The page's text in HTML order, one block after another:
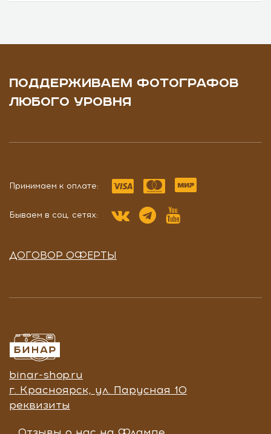
ПОДДЕРЖИВАЕМ ФОТОГРАФОВ
ЛЮБОГО УРОВНЯ
Принимаем к оплате:
Бываем в соц. сетях:
ДОГОВОР ОФЕРТЫ
binar-shop.ru
г. Красноярск, ул. Парусная 10
реквизиты